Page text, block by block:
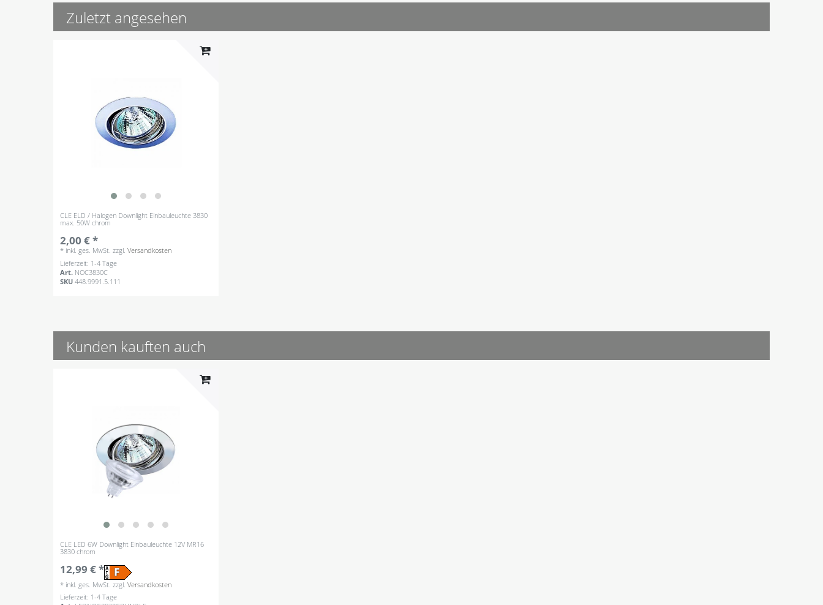
Zuletzt angesehen
CLE ELD / Halogen Downlight Einbauleuchte 3830
max. 50W chrom
2,00 € *
* inkl. ges. MwSt. zzgl.Versandkosten
Lieferzeit: 1-4 Tage
Art. NOC3830C
SKU448.9991.5.111
Kunden kauften auch
CLE LED 6W Downlight Einbauleuchte 12V MR16
3830 chrom
12,99 € *
* inkl. ges. MwSt. zzgl.Versandkosten
Lieferzeit: 1-4 Tage